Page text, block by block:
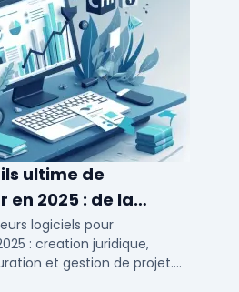
ultime de
en 2025 : de la
logiciels pour
: creation juridique,
et gestion de projet.
PME et independants en